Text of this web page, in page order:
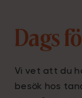
Dags
Vi vet att du
besök hos